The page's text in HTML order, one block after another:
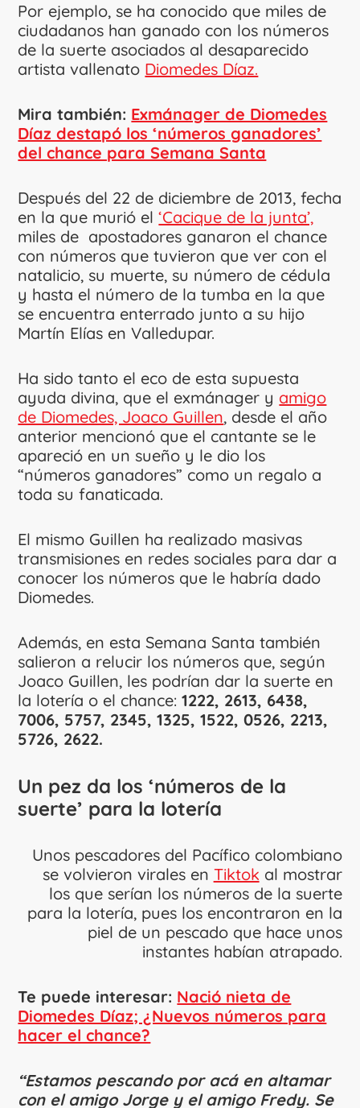
Por ejemplo, se ha conocido que miles de
ciudadanos han ganado con los números
de la suerte asociados al desaparecido
artista vallenato Diomedes Díaz.
Mira también: Exmánager de Diomedes
Díaz destapó los ‘números ganadores’
del chance para Semana Santa
Después del 22 de diciembre de 2013, fecha
en la que murió el‘Cacique de la junta’,
miles de apostadores ganaron el chance
con números que tuvieron que ver con el
natalicio, su muerte, su número de cédula
y hasta el número de la tumba en la que
se encuentra enterrado junto a su hijo
Martín Elías en Valledupar.
Ha sido tanto el eco de esta supuesta
ayuda divina, que el exmánager y amigo
de Diomedes, Joaco Guillen, desde el año
anterior mencionó que el cantante se le
apareció en un sueño y le dio los
“números ganadores” como un regalo a
toda su fanaticada.
El mismo Guillen ha realizado masivas
transmisiones en redes sociales para dar a
conocer los números que le habría dado
Diomedes.
Además, en esta Semana Santa también
salieron a relucir los números que, según
Joaco Guillen, les podrían dar la suerte en
la lotería o el chance:1222, 2613, 6438,
7006, 5757, 2345, 1325, 1522, 0526, 2213,
5726, 2622.
Un pez da los‘números de la
suerte’ para la lotería
Unos pescadores del Pacífico colombiano
se volvieron virales en Tiktok al mostrar
los que serían los números de la suerte
para la lotería, pues los encontraron en la
piel de un pescado que hace unos
instantes habían atrapado.
Te puede interesar: Nació nieta de
Diomedes Díaz; ¿Nuevos números para
hacer el chance?
“Estamos pescando por acá en altamar
con el amigo Jorge y el amigo Fredy. Se